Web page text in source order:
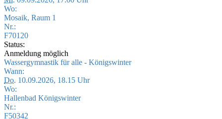
Wo:
Mosaik, Raum 1
Nr.:
F70120
Status:
Anmeldung möglich
Wassergymnastik für alle - Königswinter
Wann:
Do. 10.09.2026, 18.15 Uhr
Wo:
Hallenbad Königswinter
Nr.:
F50342